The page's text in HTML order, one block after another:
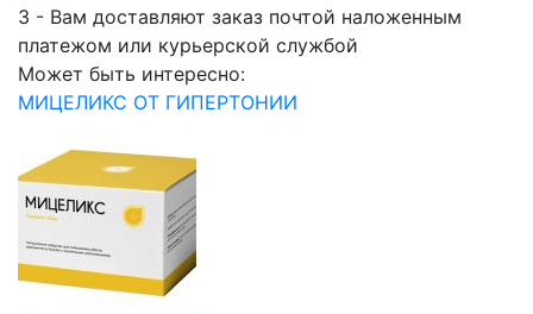
3 - Вам доставляют заказ почтой наложенным
платежом или курьерской службой
Может быть интересно:
МИЦЕЛИКС ОТ ГИПЕРТОНИИ